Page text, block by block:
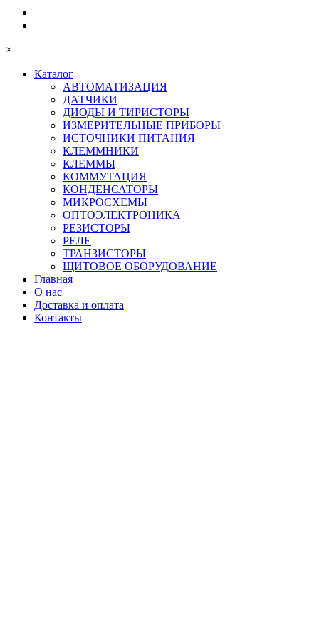
×
Каталог
АВТОМАТИЗАЦИЯ
ДАТЧИКИ
ДИОДЫ И ТИРИСТОРЫ
ИЗМЕРИТЕЛЬНЫЕ ПРИБОРЫ
ИСТОЧНИКИ ПИТАНИЯ
КЛЕММНИКИ
КЛЕММЫ
КОММУТАЦИЯ
КОНДЕНСАТОРЫ
МИКРОСХЕМЫ
ОПТОЭЛЕКТРОНИКА
РЕЗИСТОРЫ
РЕЛЕ
ТРАНЗИСТОРЫ
ЩИТОВОЕ ОБОРУДОВАНИЕ
Главная
О нас
Доставка и оплата
Контакты